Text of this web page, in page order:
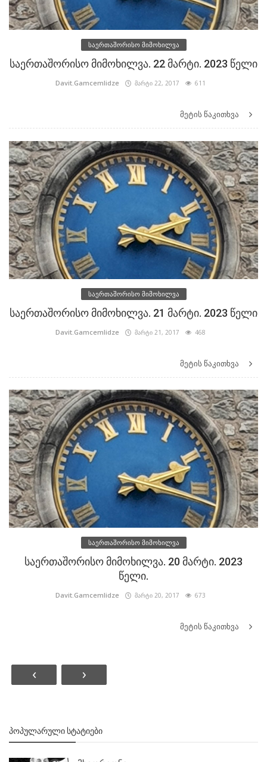
საერთაშორისო მიმოხილვა
საერთაშორისო მიმოხილვა. 22 მარტი. 2023 წელი
Davit.Gamcemlidze მარტი 22, 2017 611
მეტის წაკითხვა
საერთაშორისო მიმოხილვა
საერთაშორისო მიმოხილვა. 21 მარტი. 2023 წელი
Davit.Gamcemlidze მარტი 21, 2017 468
მეტის წაკითხვა
საერთაშორისო მიმოხილვა
საერთაშორისო მიმოხილვა. 20 მარტი. 2023
წელი.
Davit.Gamcemlidze მარტი 20, 2017 673
მეტის წაკითხვა
‹ ›
ᲞᲝᲞᲣᲚᲐᲠᲣᲚᲘ ᲡᲢᲐᲢᲘᲔᲑᲘ